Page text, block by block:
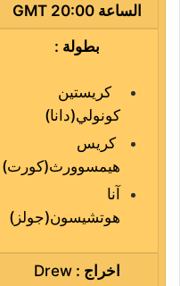
الساعة 20:00 GMT
بطولة :
كريستين
كونولي(دانا)
كريس
هيمسوورث(كورت)
آنا
هوتشيسون(جولز )
اخراج :
Drew